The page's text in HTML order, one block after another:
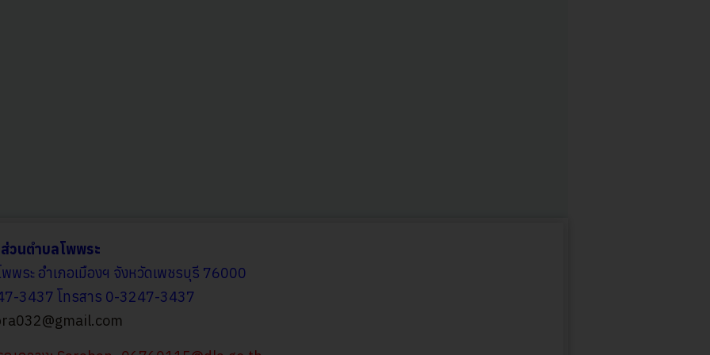
วนตำบลโพพระ
พระ อำเภอเมืองฯ จังหวัดเพชรบุรี 76000
3437 โทรสาร 0-3247-3437